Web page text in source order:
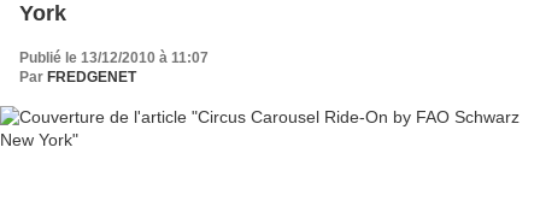
York
Publié le 13/12/2010 à 11:07
Par FREDGENET